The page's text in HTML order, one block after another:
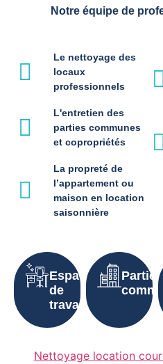
Notre équipe de
Le nettoyage des
locaux
professionnels
L'entretien des
parties communes
et copropriétés
La propreté de
l’appartement ou
maison en location
saisonnière
Espaces
de
travail
Parties
Nettoyage location